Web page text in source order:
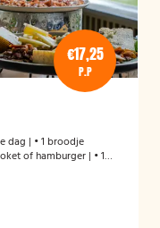
€17,25
P.P
dag | • 1 broodje
of hamburger | • 1